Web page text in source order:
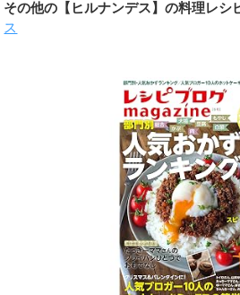
その他の【ヒルナンデス】の料理レシ
ス